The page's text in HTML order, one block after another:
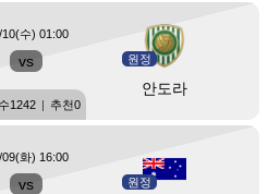
vs 원정
안도라
10(수) 01:00
1242 | 추천0
vs 원정
09(화) 16:00